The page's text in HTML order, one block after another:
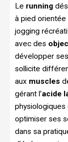
Le running
à pied orientée
jogging
avec des
développer
sollicite
aux muscles
gérant l’acide
physiologiques
optimiser ses
dans sa